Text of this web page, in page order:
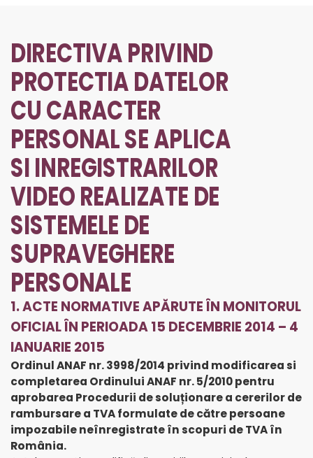
DIRECTIVA PRIVIND
PROTECTIA DATELOR
CU CARACTER
PERSONAL SE APLICA
SI INREGISTRARILOR
VIDEO REALIZATE DE
SISTEMELE DE
SUPRAVEGHERE
PERSONALE
1. ACTE NORMATIVE APĂRUTE ÎN MONITORUL
OFICIAL ÎN PERIOADA 15 DECEMBRIE 2014 – 4
IANUARIE 2015
Ordinul ANAF nr. 3998/2014 privind modificarea si
completarea Ordinului ANAF nr. 5/2010 pentru
aprobarea Procedurii de soluționare a cererilor de
rambursare a TVA formulate de către persoane
impozabile neînregistrate în scopuri de TVA în
România.